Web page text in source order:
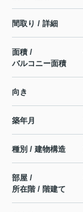
間取り / 詳細
面積 /
バルコニー面積
向き
築年月
種別 / 建物構造
部屋 /
所在階 / 階建て